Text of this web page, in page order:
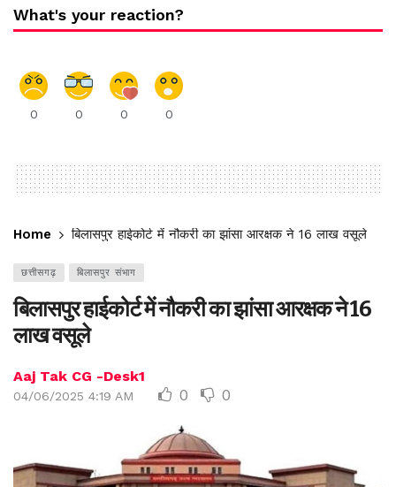
What's your reaction?
0 0 0 0
Home बिलासपुर हाईकोर्ट में नौकरी का झांसा आरक्षक ने 16 लाख वसूले
छत्तीसगढ़ बिलासपुर संभाग
बिलासपुर हाईकोर्ट में नौकरी का झांसा आरक्षक ने 16
लाख वसूले
Aaj Tak CG -Desk1
04/06/2025 4:19 AM 0 0